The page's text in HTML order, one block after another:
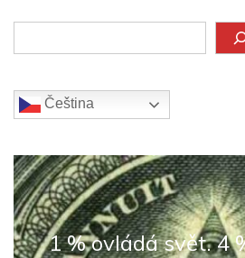
Čeština‎
1 % ovládá svět. 4